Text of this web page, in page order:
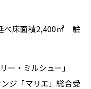
べ床面積2,400㎡ 駐
ー・ミルシュー」
ジ「マリエ」総合受